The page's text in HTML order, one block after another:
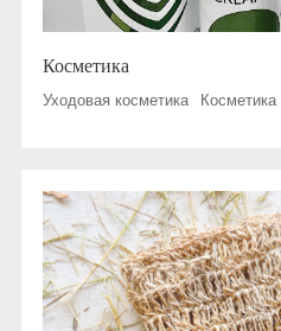
Косметика
Уходовая косметика